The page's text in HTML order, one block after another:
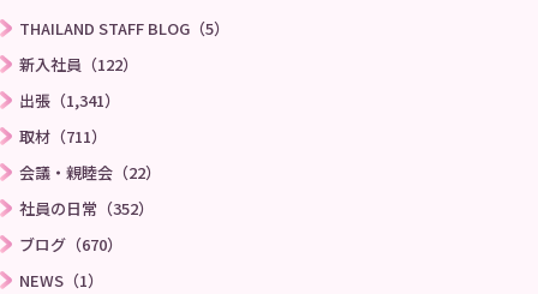
THAILAND STAFF BLOG（5）
新入社員（122）
出張（1,341）
取材（711）
会議・親睦会（22）
社員の日常（352）
ブログ（670）
NEWS（1）